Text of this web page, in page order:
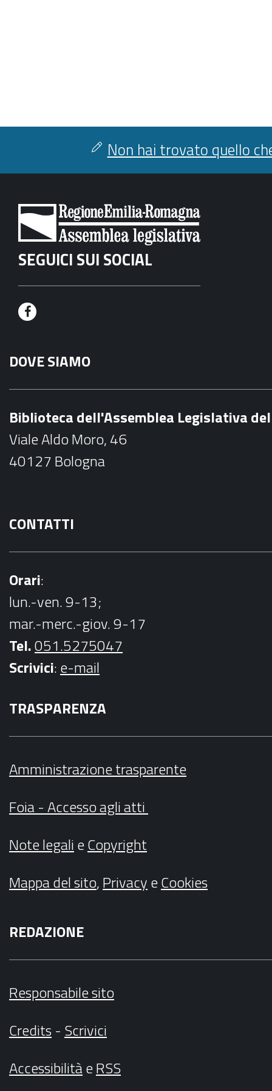
Non hai trovato quello
SEGUICI SUI SOCIAL
F
c
e
o
k
DOVE SIAMO
Biblioteca dell'Assemblea Legislativa
Viale Aldo Moro, 46
40127 Bologna
CONTATTI
Orari:
lun.-ven. 9-13;
mar.-merc.-giov. 9-17
Tel.051.5275047
Scrivici:e-mail
TRASPARENZA
Amministrazione trasparente
Foia - Accesso agli atti
Note legalieCopyright
Mappa del sito,PrivacyeCookies
REDAZIONE
Responsabile sito
Credits- Scrivici
AccessibilitàeRSS